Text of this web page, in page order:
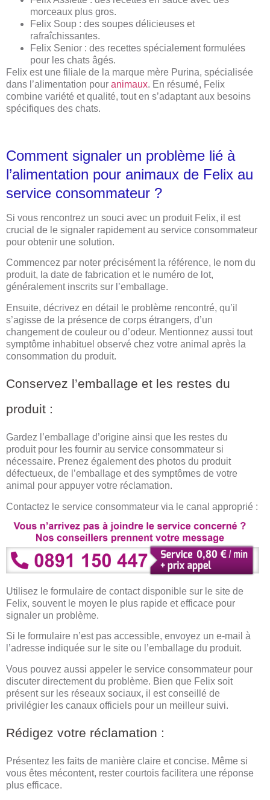
morceaux plus gros.
Felix Soup : des soupes délicieuses et
rafraîchissantes.
Felix Senior : des recettes spécialement formulées
pour les chats âgés.
Felix est une filiale de la marque mère Purina, spécialisée
dans l’alimentation pour animaux. En résumé, Felix
combine variété et qualité, tout en s’adaptant aux besoins
spécifiques des chats.
Comment signaler un problème lié à
l’alimentation pour animaux de Felix au
service consommateur ?
Si vous rencontrez un souci avec un produit Felix, il est
crucial de le signaler rapidement au service consommateur
pour obtenir une solution.
Commencez par noter précisément la référence, le nom du
produit, la date de fabrication et le numéro de lot,
généralement inscrits sur l’emballage.
Ensuite, décrivez en détail le problème rencontré, qu’il
s’agisse de la présence de corps étrangers, d’un
changement de couleur ou d’odeur. Mentionnez aussi tout
symptôme inhabituel observé chez votre animal après la
consommation du produit.
Conservez l’emballage et les restes du
produit :
Gardez l’emballage d’origine ainsi que les restes du
produit pour les fournir au service consommateur si
nécessaire. Prenez également des photos du produit
défectueux, de l’emballage et des symptômes de votre
animal pour appuyer votre réclamation.
Contactez le service consommateur via le canal approprié :
Utilisez le formulaire de contact disponible sur le site de
Felix, souvent le moyen le plus rapide et efficace pour
signaler un problème.
Si le formulaire n’est pas accessible, envoyez un e-mail à
l’adresse indiquée sur le site ou l’emballage du produit.
Vous pouvez aussi appeler le service consommateur pour
discuter directement du problème. Bien que Felix soit
présent sur les réseaux sociaux, il est conseillé de
privilégier les canaux officiels pour un meilleur suivi.
Rédigez votre réclamation :
Présentez les faits de manière claire et concise. Même si
vous êtes mécontent, rester courtois facilitera une réponse
plus efficace.